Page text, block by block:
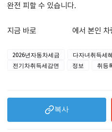
완전 피할 수 있습니다.
지금 바로 에서 본인
2026년자동차세금 다자녀취득세
전기차취득세감면
정보 취등
복사